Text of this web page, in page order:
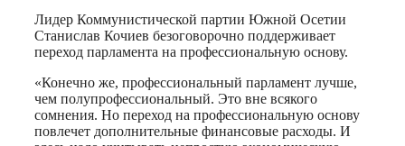
Лидер Коммунистической партии Южной Осетии
Станислав Кочиев безоговорочно поддерживает
переход парламента на профессиональную основу.
«Конечно же, профессиональный парламент лучше,
чем полупрофессиональный. Это вне всякого
сомнения. Но переход на профессиональную основу
повлечет дополнительные финансовые расходы. И